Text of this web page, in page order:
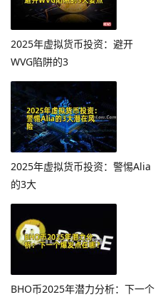
2025年虚拟货币投资：避开
WVG陷阱的3
2025年虚拟货币投资：警惕Alia
的3大
BHO币2025年潜力分析：下一个